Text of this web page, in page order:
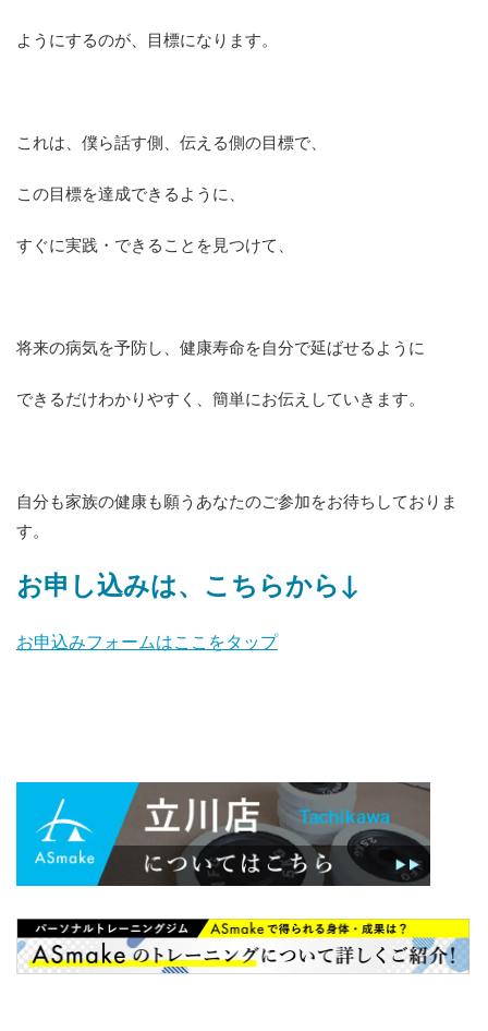
ようにするのが、目標になります。
これは、僕ら話す側、伝える側の目標で、
この目標を達成できるように、
すぐに実践・できることを見つけて、
将来の病気を予防し、健康寿命を自分で延ばせるように
できるだけわかりやすく、簡単にお伝えしていきます。
自分も家族の健康も願うあなたのご参加をお待ちしておりま
す。
お申し込みは、こちらから↓
お申込みフォームはここをタップ